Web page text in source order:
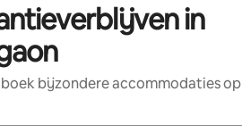
in
bijzondere accommodaties op